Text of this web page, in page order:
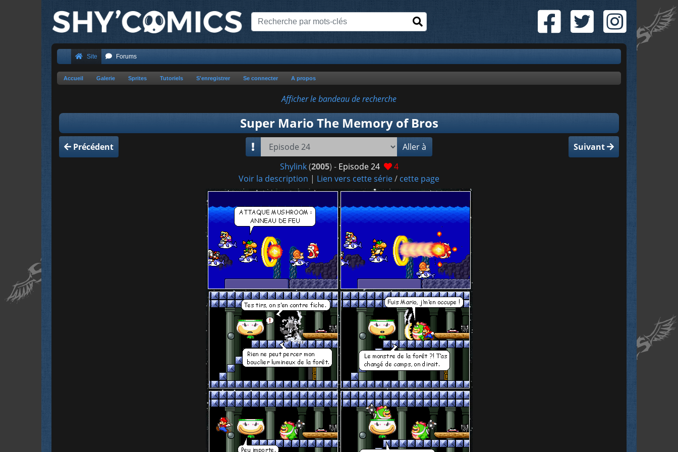
Site Forums
Accueil Galerie Sprites Tutoriels S'enregistrer Se connecter A propos
Afficher le bandeau de recherche
Super Mario The Memory of Bros
Précédent Aller à
Suivant
Shylink(2005) - Episode 24
4
Voir la description | Lien vers cette série/ cette page